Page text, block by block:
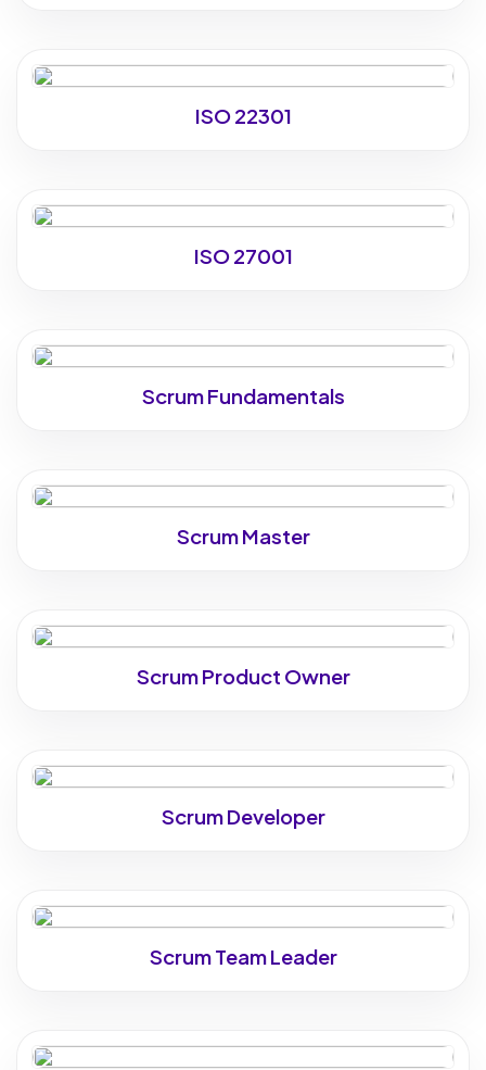
ISO 22301
ISO 27001
Scrum Fundamentals
Scrum Master
Scrum Product Owner
Scrum Developer
Scrum Team Leader